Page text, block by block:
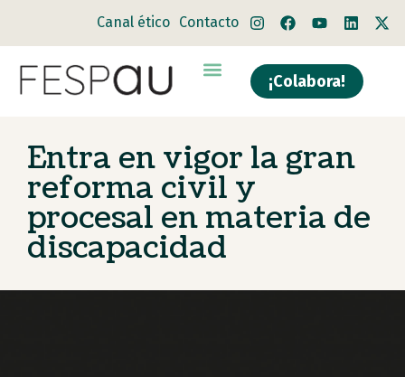
Canal ético Contacto
¡Colabora!
Entra en vigor la gran
reforma civil y
procesal en materia de
discapacidad